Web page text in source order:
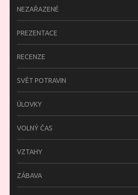
NEZAŘAZENÉ
PREZENTACE
RECENZE
SVĚT POTRAVIN
ÚLOVKY
VOLNÝ ČAS
VZTAHY
ZÁBAVA